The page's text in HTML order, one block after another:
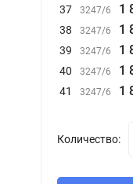
37 3247/6 1
38 3247/6 1
39 3247/6 1
40 3247/6 1
41 3247/6 1
Количество: